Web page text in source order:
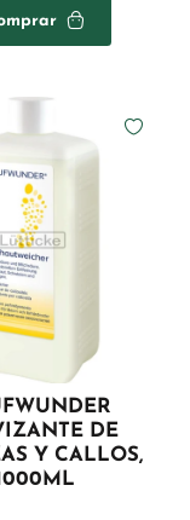
DE
Y CALLOS,